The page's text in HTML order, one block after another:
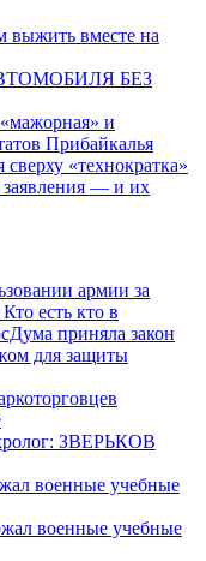
выжить вместе на
БЕЗ
и
Прибайкалья
«технократка»
заявления — и их
армии за
есть кто в
приняла закон
для защиты
ЗВЕРЬКОВ
военные учебные
военные учебные